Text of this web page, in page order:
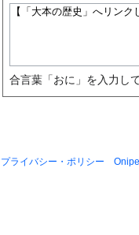
合言葉「おに」を入力し
プライバシー・ポリシー